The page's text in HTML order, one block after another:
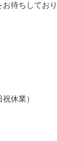
待ちしており
休業）